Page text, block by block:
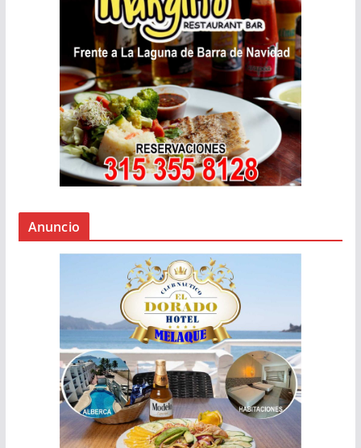
Anuncio